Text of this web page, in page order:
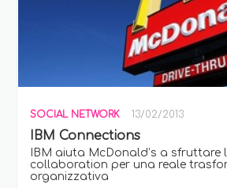
SOCIAL NETWORK 13/02/2013
IBM Connections
IBM aiuta McDonald’s a sfruttare
collaboration per una reale
organizzativa